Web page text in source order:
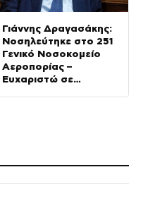
Γιάννης Δραγασάκης:
Νοσηλεύτηκε στο 251
Γενικό Νοσοκομείο
Αεροπορίας –
Ευχαριστώ σε